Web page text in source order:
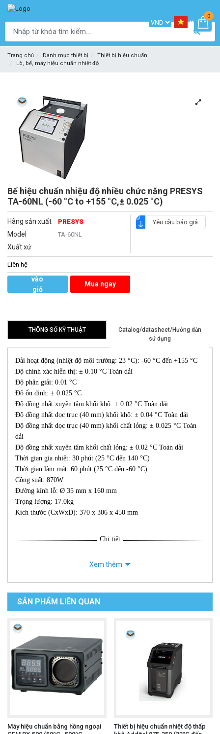
0
Trang chủ Danh mục thiết bị
Thiết bị hiệu chuẩn
Lò, bể, máy hiệu chuẩn nhiệt độ
Bể hiệu chuẩn nhiệu độ nhiều chức năng PRESYS
TA-60NL (-60 °C to +155 °C,± 0.025 °C)
Hãng sản xuất PRESYS
Model TA-60NL
Xuất xứ
Yêu cầu báo giá
Liên hệ
vào
giỏ
Mua ngay
THÔNG SỐ KỸ THUẬT
Catalog/datasheet/Hướng dẫn
sử dụng
Dải hoạt động (nhiệt độ môi trường: 23 °C): -60 °C đến +155 °C
Độ chính xác hiển thị: ± 0.10 °C Toàn dải
Độ phân giải: 0.01 °C
Độ ổn định: ± 0.025 °C
Độ đồng nhất xuyên tâm khối khô: ± 0.02 °C Toàn dải
Độ đồng nhất dọc trục (40 mm) khối khô: ± 0.04 °C Toàn dải
Độ đồng nhất dọc trục (40 mm) khối chất lỏng: ± 0.025 °C Toàn
dải
Độ đồng nhất xuyên tâm khối chất lỏng: ± 0.02 °C Toàn dải
Thời gian gia nhiệt: 30 phút (25 °C đến 140 °C)
Thời gian làm mát: 60 phút (25 °C đến -60 °C)
Công suất: 870W
Đường kính lỗ: Ø 35 mm x 160 mm
Trọng lượng: 17.0kg
Kích thước (CxWxD): 370 x 306 x 450 mm
Chi tiết
Xem thêm
SẢN PHẨM LIÊN QUAN
Máy hiệu chuẩn bằng hồng ngoại
Thiết bị hiệu chuẩn nhiệt độ thấp